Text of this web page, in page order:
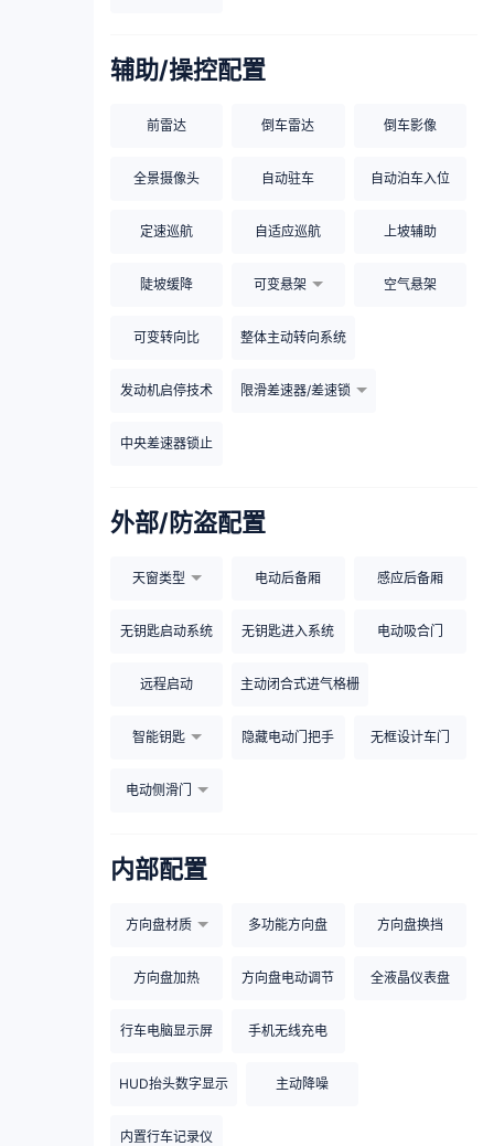
辅助/操控配置
前雷达 倒车雷达 倒车影像
全景摄像头 自动驻车 自动泊车入位
定速巡航 自适应巡航 上坡辅助
陡坡缓降 可变悬架 空气悬架
可变转向比 整体主动转向系统
发动机启停技术 限滑差速器/差速锁
中央差速器锁止
外部/防盗配置
天窗类型 电动后备厢 感应后备厢
无钥匙启动系统 无钥匙进入系统 电动吸合门
远程启动 主动闭合式进气格栅
智能钥匙 隐藏电动门把手 无框设计车门
电动侧滑门
内部配置
方向盘材质 多功能方向盘 方向盘换挡
方向盘加热 方向盘电动调节 全液晶仪表盘
行车电脑显示屏 手机无线充电
HUD抬头数字显示 主动降噪
内置行车记录仪